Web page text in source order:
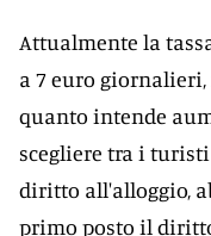
Attualmente la
a 7 euro
quanto intende
scegliere tra i
diritto all'alloggio,
primo posto il